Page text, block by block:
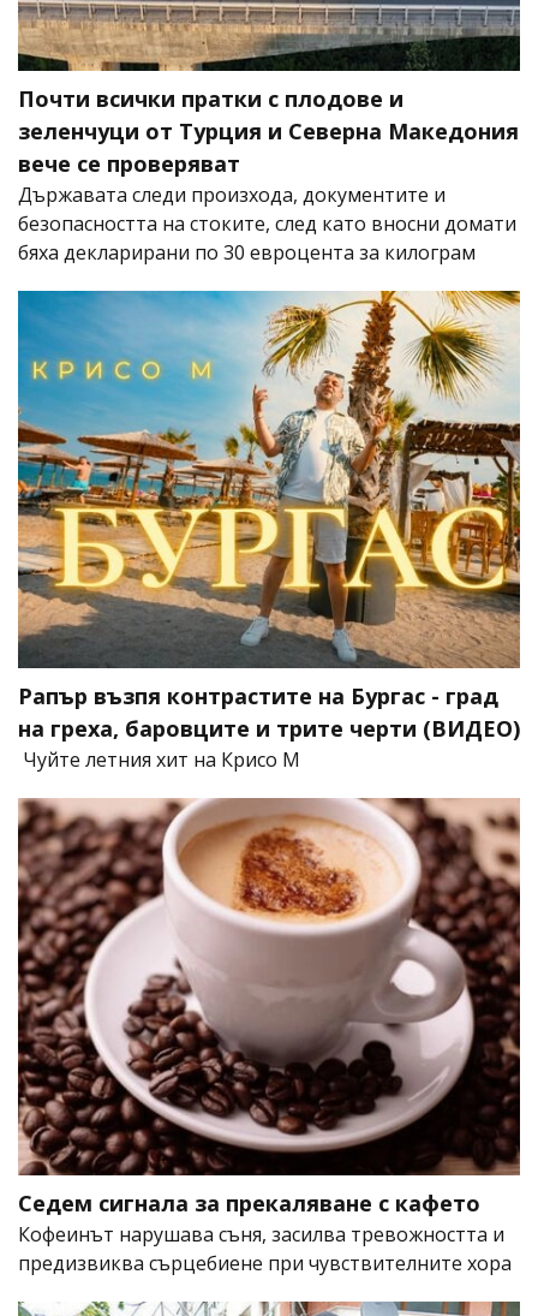
Почти всички пратки с плодове и
зеленчуци от Турция и Северна Македония
вече се проверяват
Държавата следи произхода, документите и
безопасността на стоките, след като вносни домати
бяха декларирани по 30 евроцента за килограм
Рапър възпя контрастите на Бургас - град
на греха, баровците и трите черти (ВИДЕО)
Чуйте летния хит на Крисо М
Седем сигнала за прекаляване с кафето
Кофеинът нарушава съня, засилва тревожността и
предизвиква сърцебиене при чувствителните хора